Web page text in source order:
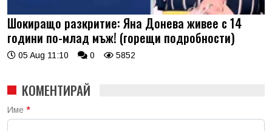
Шокиращо разкритие: Яна Донева живее с 14
години по-млад мъж! (горещи подробности)
05 Aug 11:10 0 5852
КОМЕНТИРАЙ
Име *